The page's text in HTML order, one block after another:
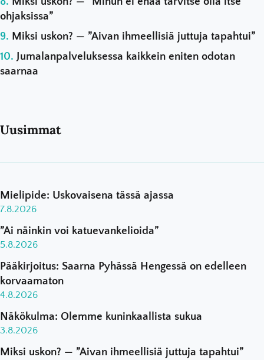
ohjaksissa”
Miksi uskon? — ”Aivan ihmeellisiä juttuja tapahtui”
Jumalanpalveluksessa kaikkein eniten odotan
saarnaa
Uusimmat
Mielipide: Uskovaisena tässä ajassa
7.8.2026
”Ai näinkin voi katuevankelioida”
5.8.2026
Pääkirjoitus: Saarna Pyhässä Hengessä on edelleen
korvaamaton
4.8.2026
Näkökulma: Olemme kuninkaallista sukua
3.8.2026
Miksi uskon? — ”Aivan ihmeellisiä juttuja tapahtui”